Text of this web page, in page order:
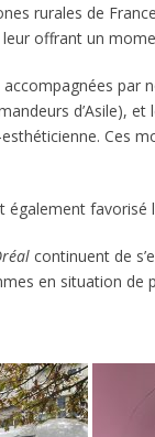
rurales de
offrant un
par
d’Asile), et
Ces
également
continuent de
en situation de